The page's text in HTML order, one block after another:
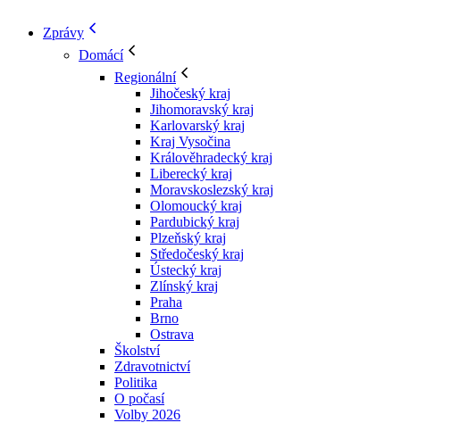
Zprávy
Domácí
Regionální
Jihočeský kraj
Jihomoravský kraj
Karlovarský kraj
Kraj Vysočina
Králověhradecký kraj
Liberecký kraj
Moravskoslezský kraj
Olomoucký kraj
Pardubický kraj
Plzeňský kraj
Středočeský kraj
Ústecký kraj
Zlínský kraj
Praha
Brno
Ostrava
Školství
Zdravotnictví
Politika
O počasí
Volby 2026